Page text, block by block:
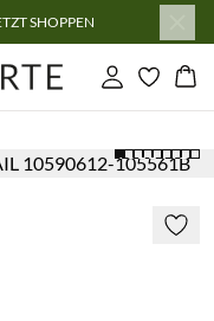
SHOPPEN
Einloggen